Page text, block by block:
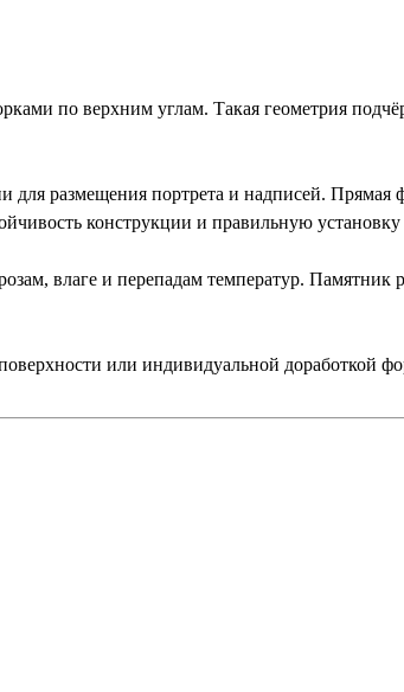
по верхним углам. Такая геометрия
размещения портрета и надписей. Прямая
конструкции и правильную установку
влаге и перепадам температур. Памятник
или индивидуальной доработкой